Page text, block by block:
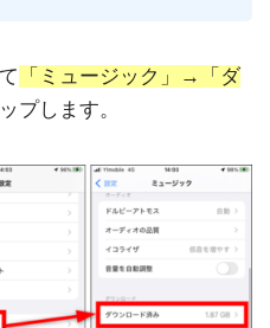
「ミュージック」→「ダ
プします。